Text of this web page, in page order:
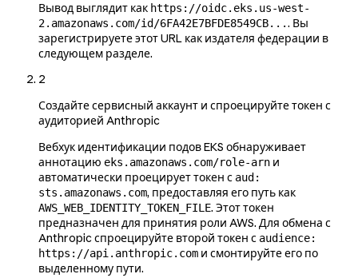
Вывод выглядит как https://oidc.eks.us-west-
2.amazonaws.com/id/6FA42E7BFDE8549CB.... Вы
зарегистрируете этот URL как издателя федерации в
следующем разделе.
2
Создайте сервисный аккаунт и спроецируйте токен с
аудиторией Anthropic
Вебхук идентификации подов EKS обнаруживает
аннотацию eks.amazonaws.com/role-arn и
автоматически проецирует токен с aud:
sts.amazonaws.com, предоставляя его путь как
AWS_WEB_IDENTITY_TOKEN_FILE. Этот токен
предназначен для принятия роли AWS. Для обмена с
Anthropic спроецируйте второй токен с audience:
https://api.anthropic.com и смонтируйте его по
выделенному пути.